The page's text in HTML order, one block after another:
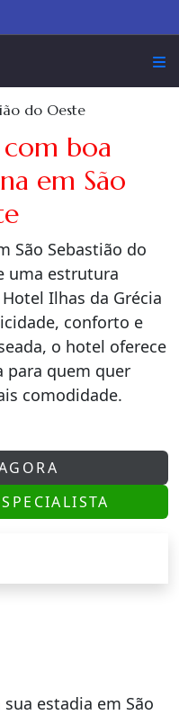
do Oeste
boa
em São
São Sebastião do
uma estrutura
Ilhas da Grécia
conforto e
o hotel oferece
para quem quer
comodidade.
estadia em São